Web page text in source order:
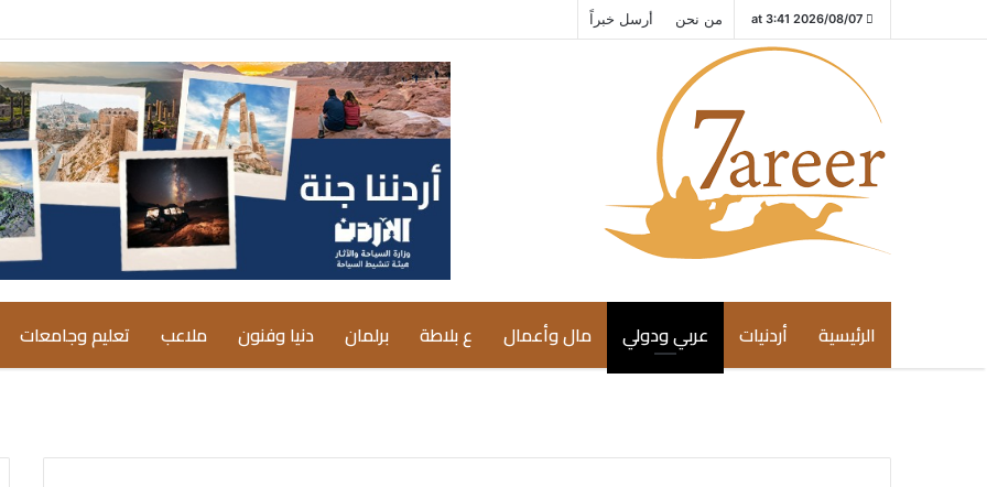
2026/08/07 at 3:41 من نحن أرسل خبراً
الرئيسية أردنيات عربي ودولي مال وأعمال ع بلاطة برلمان دنيا وفنون ملاعب تعليم وجامعات